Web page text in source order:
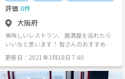
評価 0件
大阪府
美味しいレストラン、 居酒屋を巡れたら
いいなと思います！ 皆さんのおすすめの
美味しいご飯を食べに行きませんか？！
皆さんのお勧めを教えてください^o^
更新日：2021年3月18日 7:40